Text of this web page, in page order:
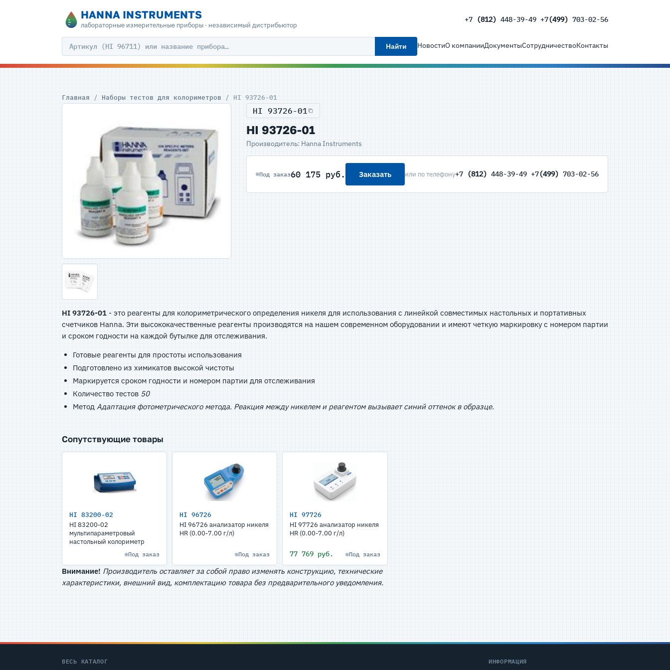
HANNA INSTRUMENTS
лабораторные измерительные приборы · независимый дистрибьютор
+7 (812) 448-39-49 +7(499) 703-02-56
Найти НовостиО компанииДокументыСотрудничествоКонтакты
Главная / Наборы тестов для колориметров / HI 93726-01
HI 93726-01
HI 93726-01
Производитель: Hanna Instruments
Под заказ60 175 руб. Заказать или по телефону+7 (812) 448-39-49 +7(499) 703-02-56
HI 93726-01 - это реагенты для колориметрического определения никеля для использования с линейкой совместимых настольных и портативных
счетчиков Hanna. Эти высококачественные реагенты производятся на нашем современном оборудовании и имеют четкую маркировку с номером партии
и сроком годности на каждой бутылке для отслеживания.
Готовые реагенты для простоты использования
Подготовлено из химикатов высокой чистоты
Маркируется сроком годности и номером партии для отслеживания
Количество тестов 50
Метод Адаптация фотометрического метода. Реакция между никелем и реагентом вызывает синий оттенок в образце.
Сопутствующие товары
HI 83200-02
HI 83200-02
мультипараметровый
настольный колориметр
Под заказ
HI 96726
HI 96726 анализатор никеля
HR (0.00-7.00 г/л)
Под заказ
HI 97726
HI 97726 анализатор никеля
HR (0.00-7.00 г/л)
77 769 руб. Под заказ
Внимание! Производитель оставляет за собой право изменять конструкцию, технические
характеристики, внешний вид, комплектацию товара без предварительного уведомления.
ВЕСЬ КАТАЛОГ ИНФОРМАЦИЯ